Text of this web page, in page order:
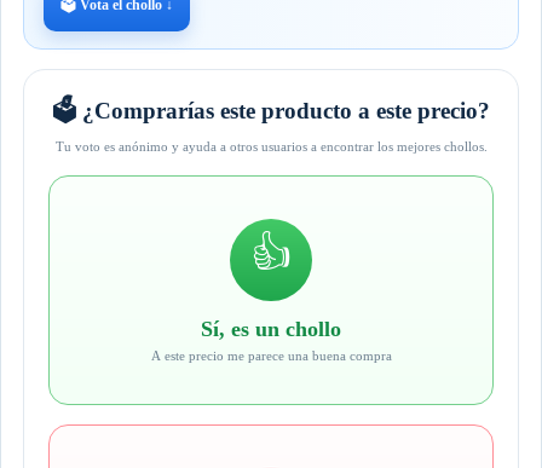
🗳️ Vota el chollo ↓
🗳️ ¿Comprarías este producto a este precio?
Tu voto es anónimo y ayuda a otros usuarios a encontrar los mejores chollos.
👍
Sí, es un chollo
A este precio me parece una buena compra